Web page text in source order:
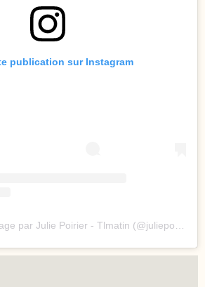
publication sur Instagram